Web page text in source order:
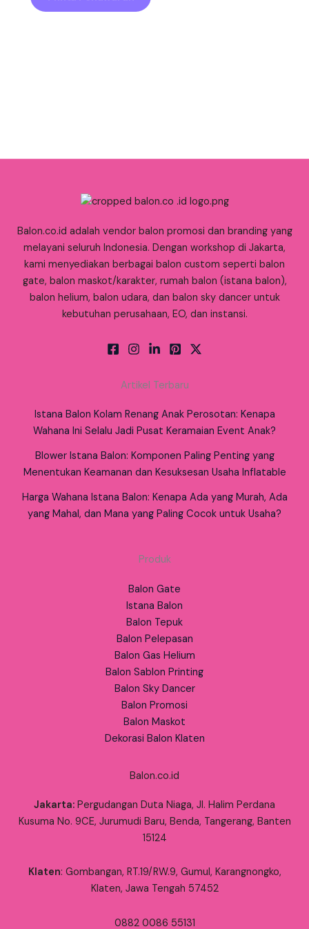
Balon.co.id adalah vendor balon promosi dan branding yang
melayani seluruh Indonesia. Dengan workshop di Jakarta,
kami menyediakan berbagai balon custom seperti balon
gate, balon maskot/karakter, rumah balon (istana balon),
balon helium, balon udara, dan balon sky dancer untuk
kebutuhan perusahaan, EO, dan instansi.
Artikel Terbaru
Istana Balon Kolam Renang Anak Perosotan: Kenapa
Wahana Ini Selalu Jadi Pusat Keramaian Event Anak?
Blower Istana Balon: Komponen Paling Penting yang
Menentukan Keamanan dan Kesuksesan Usaha Inflatable
Harga Wahana Istana Balon: Kenapa Ada yang Murah, Ada
yang Mahal, dan Mana yang Paling Cocok untuk Usaha?
Produk
Balon Gate
Istana Balon
Balon Tepuk
Balon Pelepasan
Balon Gas Helium
Balon Sablon Printing
Balon Sky Dancer
Balon Promosi
Balon Maskot
Dekorasi Balon Klaten
Balon.co.id
Jakarta: Pergudangan Duta Niaga, Jl. Halim Perdana
Kusuma No. 9CE, Jurumudi Baru, Benda, Tangerang, Banten
15124
Klaten: Gombangan, RT.19/RW.9, Gumul, Karangnongko,
Klaten, Jawa Tengah 57452
0882 0086 55131